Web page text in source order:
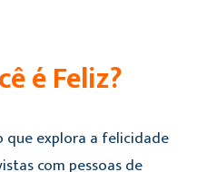
é Feliz?
que explora a felicidade
com pessoas de